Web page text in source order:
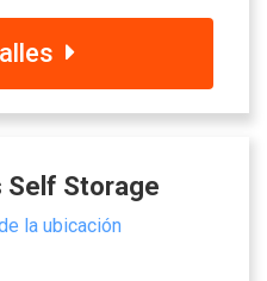
Self Storage
la ubicación